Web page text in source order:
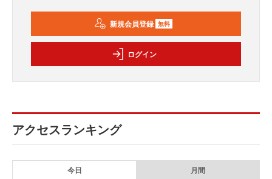
新規会員登録 無料
ログイン
アクセスランキング
今日 月間